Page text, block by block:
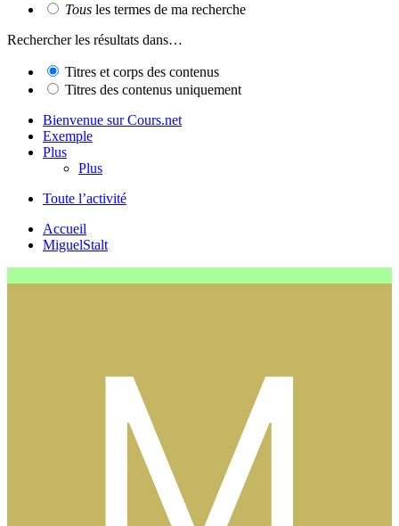
Tous les termes de ma recherche
Rechercher les résultats dans…
Titres et corps des contenus
Titres des contenus uniquement
Bienvenue sur Cours.net
Exemple
Plus
Plus
Toute l’activité
Accueil
MiguelStalt